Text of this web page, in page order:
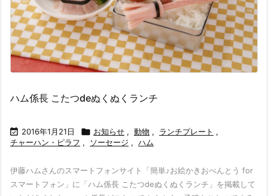
ハム係長 こたつdeぬくぬくランチ
 2016年1月21日  お知らせ , 動物 , ランチプレート ,
チャーハン・ピラフ , ソーセージ , ハム
伊藤ハムさんのスマートフォンサイト「簡単♪お絵かきおべんとう for
スマートフォン」に「ハム係長 こたつdeぬくぬくランチ」を掲載して